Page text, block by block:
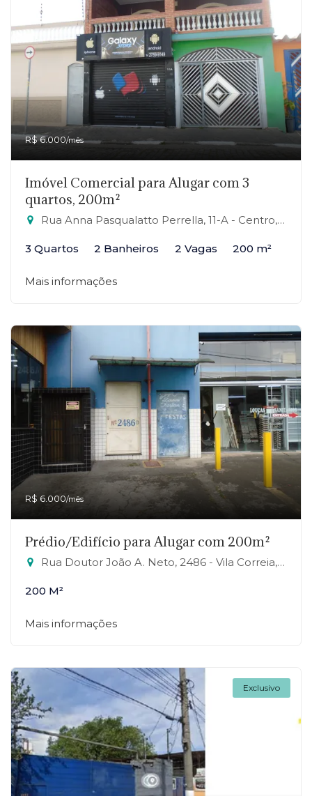
R$ 6.000/mês
Imóvel Comercial para Alugar com 3
quartos, 200m²
Rua Anna Pasqualatto Perrella, 11-A - Centro, Mauá-SP
3 Quartos 2 Banheiros 2 Vagas 200 m²
Mais informações
R$ 6.000/mês
Prédio/Edifício para Alugar com 200m²
Rua Doutor João A. Neto, 2486 - Vila Correia, Mauá-SP
200 M²
Mais informações
Exclusivo